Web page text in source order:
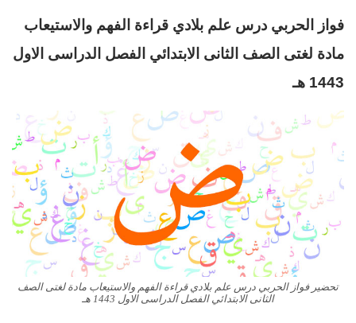
فواز الحربي درس علم بلادي قراءة الفهم والاستيعاب
مادة لغتى الصف الثانى الابتدائي الفصل الدراسى الاول
1443 هـ
تحضير فواز الحربي درس علم بلادي قراءة الفهم والاستيعاب مادة لغتى الصف
الثانى الابتدائي الفصل الدراسى الاول 1443 هـ